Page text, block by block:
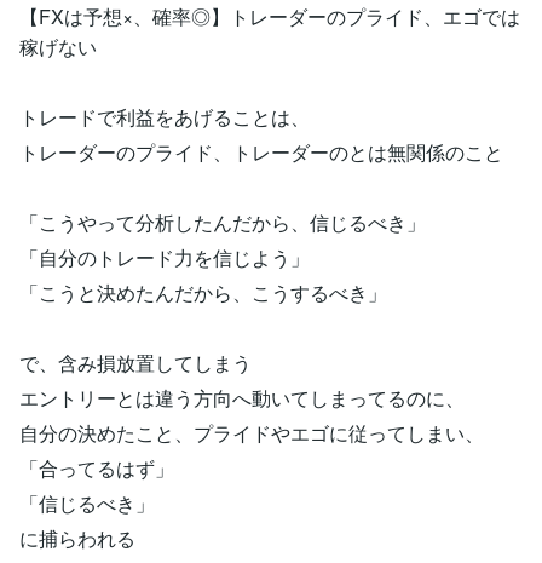
【FXは予想×、確率◎】トレーダーのプライド、エゴでは
稼げない
トレードで利益をあげることは、
トレーダーのプライド、トレーダーのとは無関係のこと
「こうやって分析したんだから、信じるべき」
「自分のトレード力を信じよう」
「こうと決めたんだから、こうするべき」
で、含み損放置してしまう
エントリーとは違う方向へ動いてしまってるのに、
自分の決めたこと、プライドやエゴに従ってしまい、
「合ってるはず」
「信じるべき」
に捕らわれる